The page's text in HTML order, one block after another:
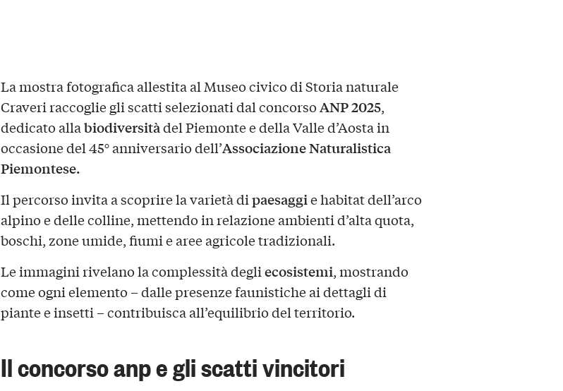
La mostra fotografica allestita al Museo civico di Storia naturale
Craveri raccoglie gli scatti selezionati dal concorsoANP 2025,
dedicato allabiodiversitàdel Piemonte e della Valle d’Aosta in
occasione del 45° anniversario dell’Associazione Naturalistica
Piemontese.
Il percorso invita a scoprire la varietà dipaesaggie habitat dell’arco
alpino e delle colline, mettendo in relazione ambienti d’alta quota,
boschi, zone umide, fiumi e aree agricole tradizionali.
Le immagini rivelano la complessità degliecosistemi, mostrando
come ogni elemento – dalle presenze faunistiche ai dettagli di
piante e insetti – contribuisca all’equilibrio del territorio.
Il concorso anp e gli scatti vincitori